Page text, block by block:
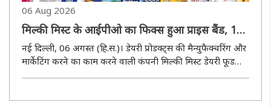
06 Aug 2026
मिल्की मिस्ट के आईपीओ का फिक्स हुआ प्राइस बैंड, 11
अगस्त को होगी लॉन्चिंग
नई दिल्ली, 06 अगस्त (हि.स.)। डेयरी प्रोडक्ट्स की मैन्युफैक्चरिंग और
मार्केटिंग करने का काम करने वाली कंपनी मिल्की मिस्ट डेयरी फूड
लिमिटेड के पब्लिक इश्यू (आईपीओ) के लिए प्राइस बैंड और उसके
..